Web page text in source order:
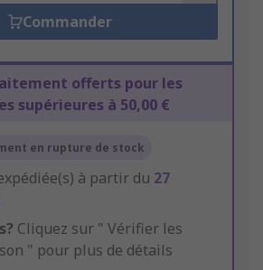
Commander
offerts pour les
supérieures à 50,00 €
en rupture de stock
à partir du 27
Cliquez sur " Vérifier les
" pour plus de détails